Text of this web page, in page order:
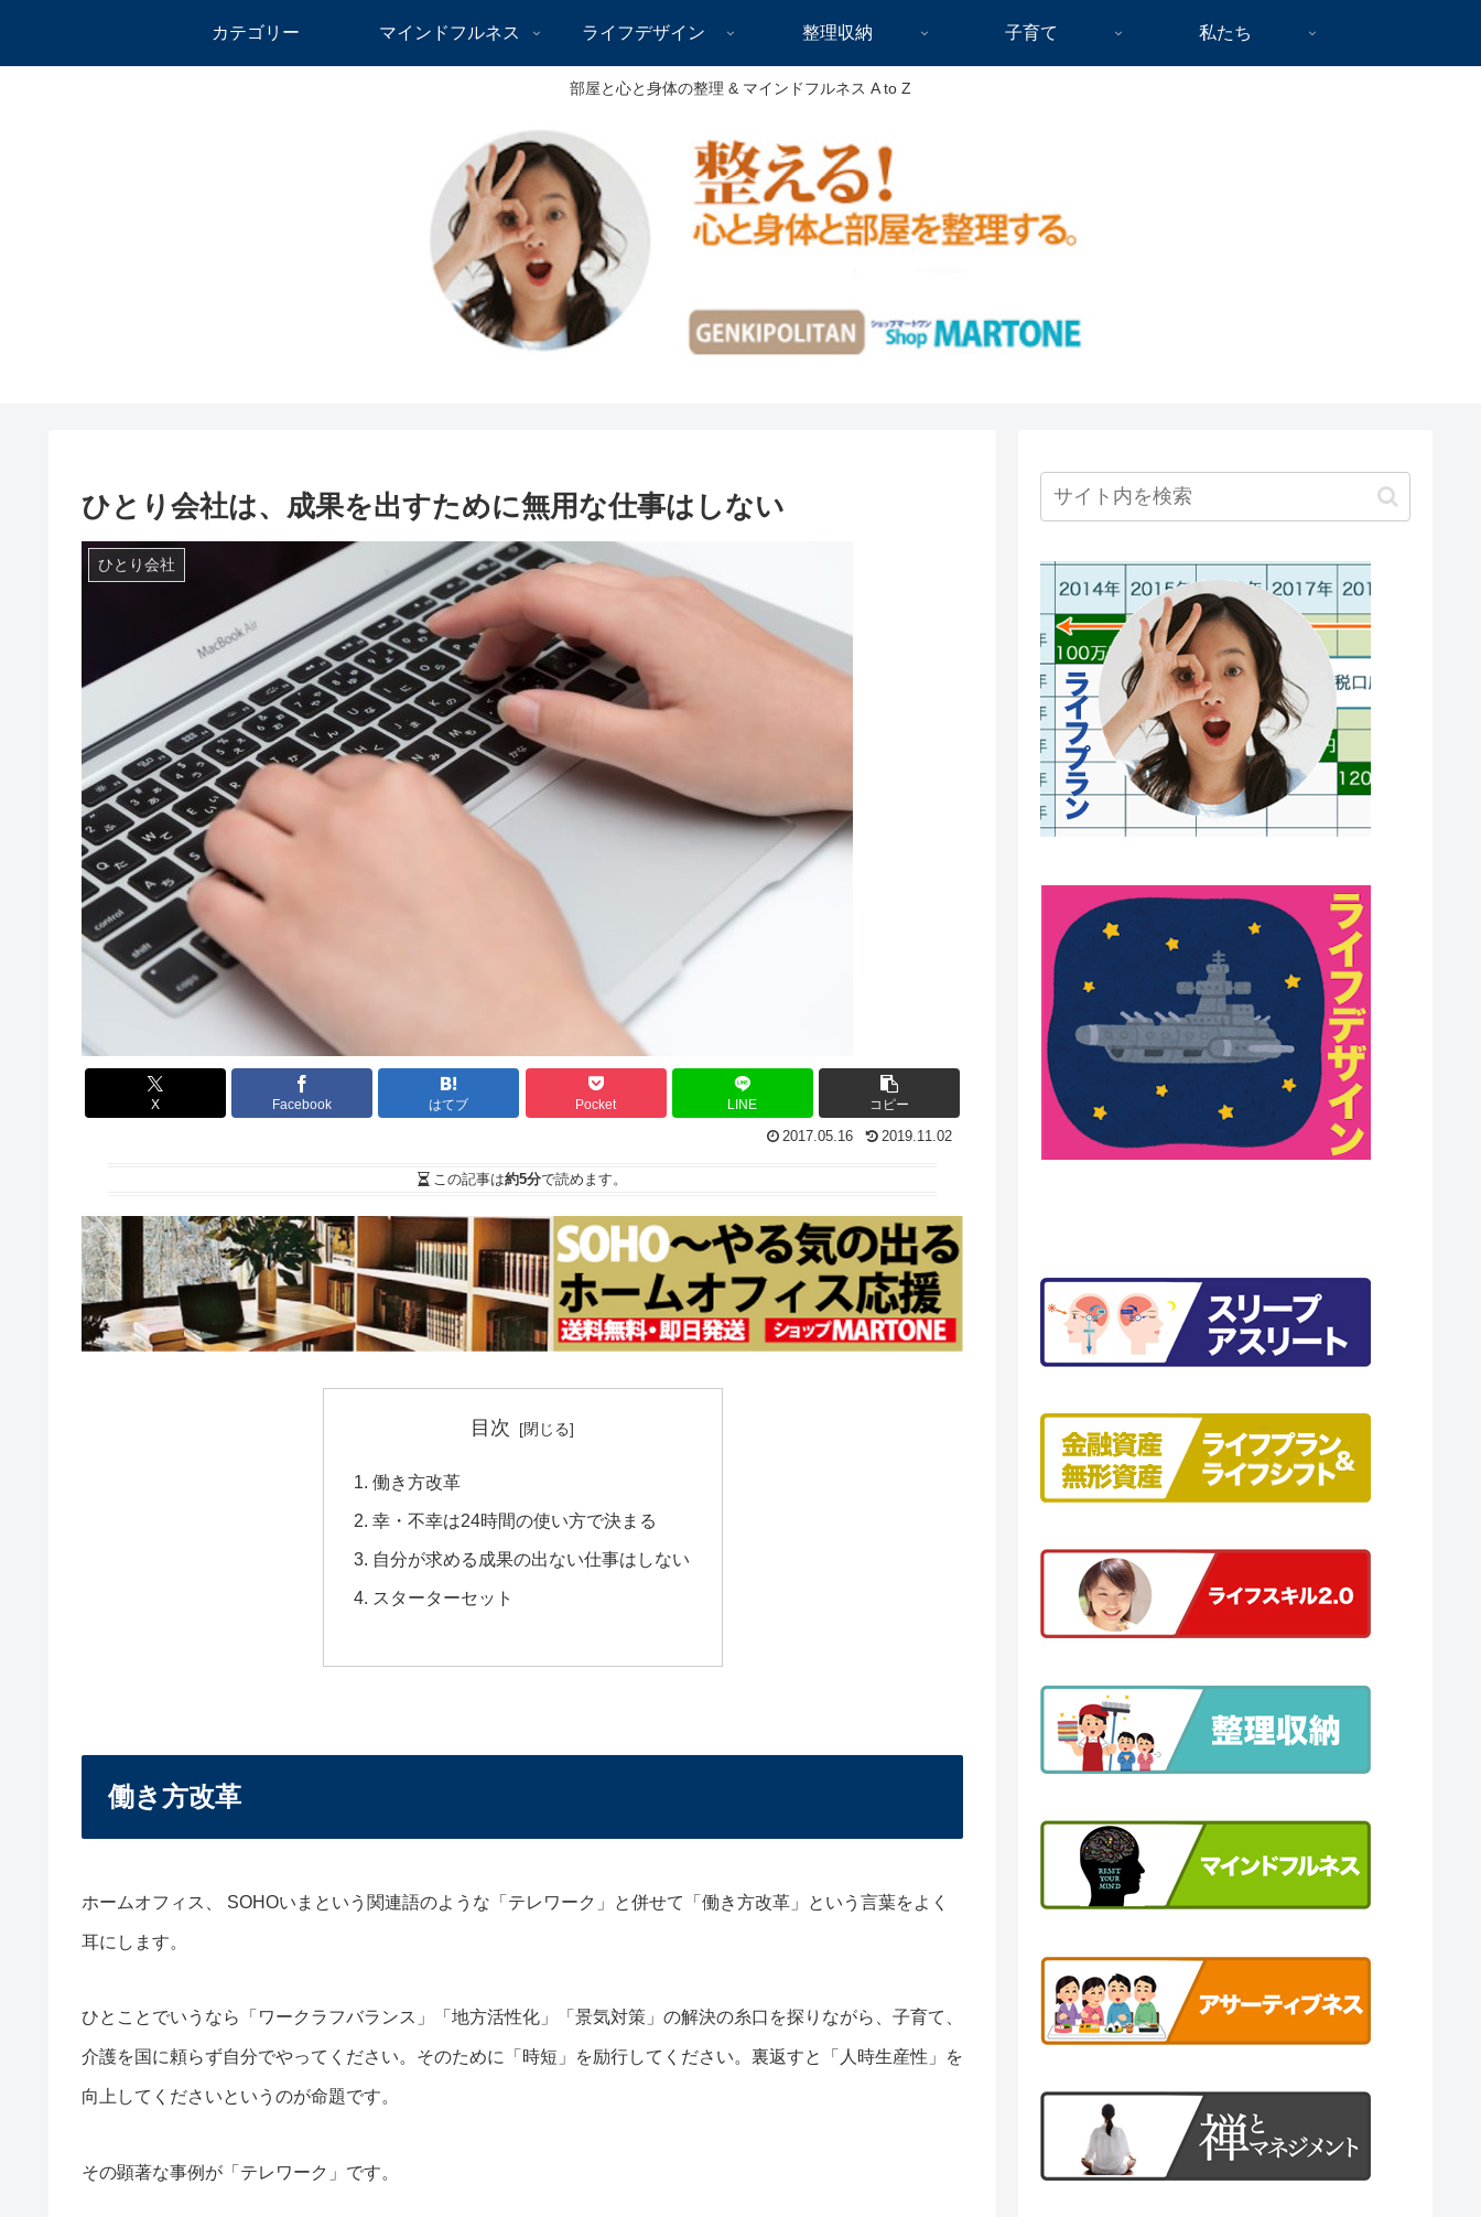
部屋と心と身体の整理 & マインドフルネス A to Z
カテゴリー マインドフルネス ライフデザイン 整理収納 子育て 私たち
ひとり会社は、成果を出すために無用な仕事はしない
ひとり会社
X Facebook はてブ Pocket LINE コピー
2017.05.16 2019.11.02
この記事は約5分で読めます。
目次
働き方改革
幸・不幸は24時間の使い方で決まる
自分が求める成果の出ない仕事はしない
スターターセット
働き方改革
ホームオフィス、 SOHOいまという関連語のような「テレワーク」と併せて「働き方改革」という言葉をよく
耳にします。
ひとことでいうなら「ワークラフバランス」「地方活性化」「景気対策」の解決の糸口を探りながら、子育て、
介護を国に頼らず自分でやってください。そのために「時短」を励行してください。裏返すと「人時生産性」を
向上してくださいというのが命題です。
その顕著な事例が「テレワーク」です。